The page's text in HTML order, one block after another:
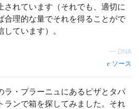
されています（それでも、適切に
合理的な量でそれを得ることがで
しています）。
— DNA
ソース
ラ・プラーニュにあるピザとタパ
ランで箱を探してみました。それ